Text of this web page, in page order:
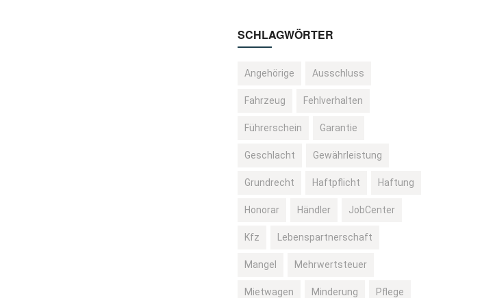
SCHLAGWÖRTER
Angehörige Ausschluss
Fahrzeug Fehlverhalten
Führerschein Garantie
Geschlacht Gewährleistung
Grundrecht Haftpflicht Haftung
Honorar Händler JobCenter
Kfz Lebenspartnerschaft
Mangel Mehrwertsteuer
Mietwagen Minderung Pflege